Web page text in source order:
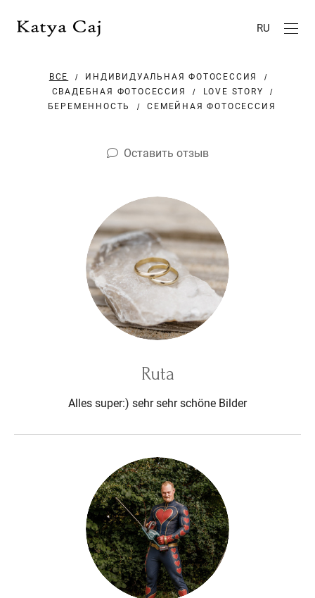
RU
ВСЕ
ИНДИВИДУАЛЬНАЯ ФОТОСЕССИЯ
СВАДЕБНАЯ ФОТОСЕССИЯ
LOVE STORY
БЕРЕМЕННОСТЬ
СЕМЕЙНАЯ ФОТОСЕССИЯ
Оставить отзыв
Ruta
Alles super:) sehr sehr schöne Bilder